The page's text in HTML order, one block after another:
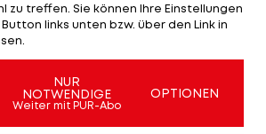
ist zurück auf der ATP-
zu treffen. Sie können Ihre Einstellungen
links unten bzw. über den Link in
NUR
NOTWENDIGE
Weiter mit PUR-Abo
OPTIONEN